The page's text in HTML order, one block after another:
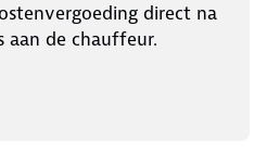
direct na
aan de chauffeur.